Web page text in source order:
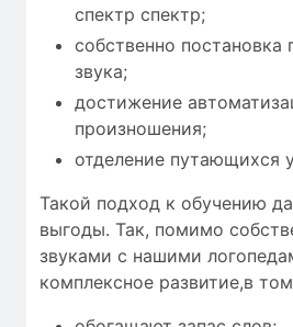
спектр спектр;
собственно постановка
звука;
достижение
произношения;
отделение путающихся
Такой подход к обучению
выгоды. Так, помимо
звуками с нашими
комплексное развитие,в